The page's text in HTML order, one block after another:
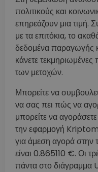
πολιτικούς και
επηρεάζουν μια τιμή.
με τα επιτόκια, το
δεδομένα παραγωγής
κάνετε τεκμηριωμένες
των μετοχών.
Μπορείτε να
να σας πει πώς να
μπορείτε να
την εφαρμογή
για άμεση αγορά στην
είναι 0.865110 €. Οι
πάντα στο διάγραμμα